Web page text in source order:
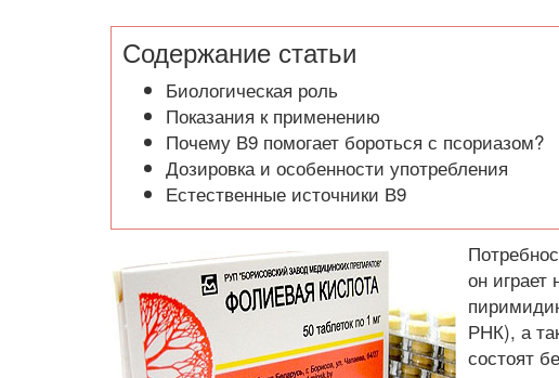
Содержание статьи
Биологическая роль
Показания к применению
Почему В9 помогает бороться с псориазом?
Дозировка и особенности употребления
Естественные источники В9
он
РНК), а
состоят